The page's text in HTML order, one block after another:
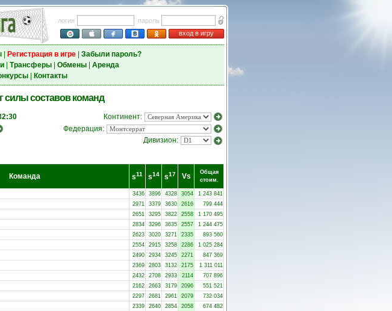
логин
пароль
вход в игру
| Регистрация в игре| Забыли пароль?
| Трансферы| Обмены| Аренда
| Контакты
силы составов команд
Континент:
Федерация:
Дивизион:
Команда s11 s14 s17 Vs
Общая
стоим.
3436 3896 4328 3054
1 243 841
2971 3379 3630 2616
799 444
2651 3295 3822 2558
1 170 495
2834 3296 3635 2557
1 244 475
2623 3020 3271 2335
893 560
2554 2915 3258 2286
1 025 284
2490 2934 3245 2271
847 369
2369 2803 3132 2175
1 311 011
2432 2708 2933 2114
707 896
2162 2663 3179 2096
551 521
2297 2681 2961 2079
732 034
2339 2640 2854 2058
674 482